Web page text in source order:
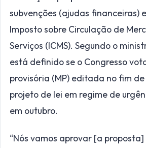
subvenções (ajudas financeiras)
Imposto sobre Circulação de
Serviços (ICMS). Segundo o
está definido se o Congresso
provisória (MP) editada no fim
projeto de lei em regime de
em outubro.
“Nós vamos aprovar [a proposta]